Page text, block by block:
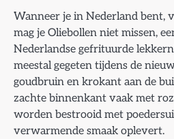
Wanneer je in Nederland bent,
mag je Oliebollen niet missen,
Nederlandse gefrituurde
meestal gegeten tijdens de
goudbruin en krokant aan de
zachte binnenkant vaak met
worden bestrooid met
verwarmende smaak oplevert.